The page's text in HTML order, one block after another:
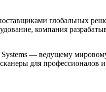
глобальных
компания
— ведущему
для профессионалов и